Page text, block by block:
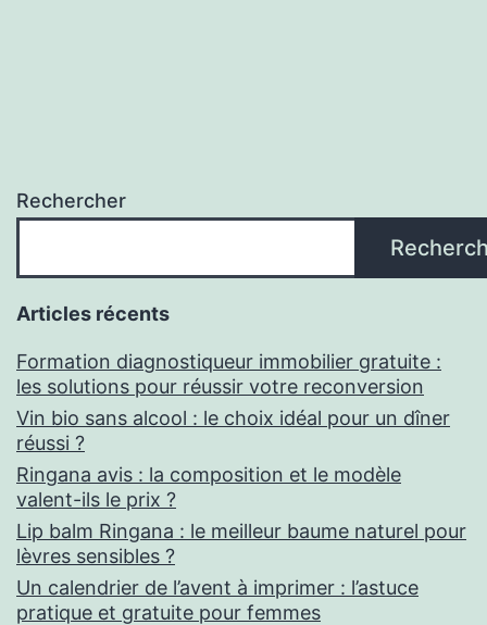
Rechercher
Articles récents
Formation diagnostiqueur immobilier gratuite :
les solutions pour réussir votre reconversion
Vin bio sans alcool : le choix idéal pour un dîner
réussi ?
Ringana avis : la composition et le modèle
valent-ils le prix ?
Lip balm Ringana : le meilleur baume naturel pour
lèvres sensibles ?
Un calendrier de l’avent à imprimer : l’astuce
pratique et gratuite pour femmes